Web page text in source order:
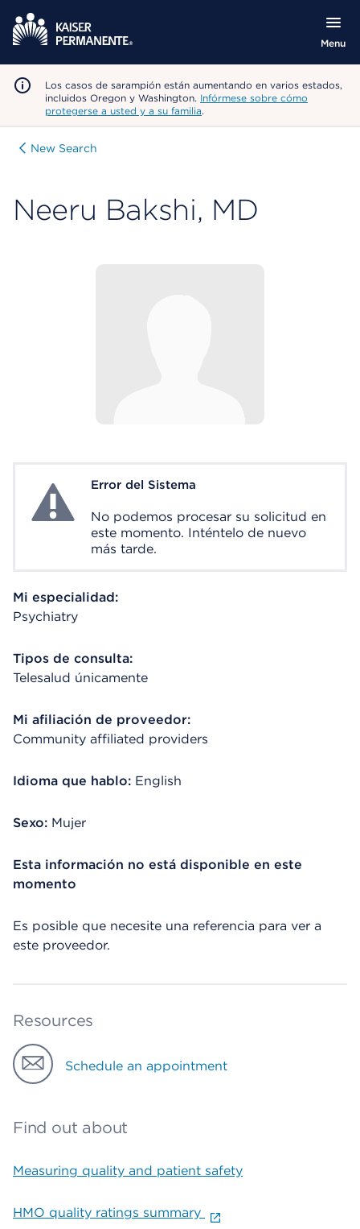
Menu
Los casos de sarampión están aumentando en varios estados,
incluidos Oregon y Washington. Infórmese sobre cómo
protegerse a usted y a su familia.
New Search
Neeru Bakshi, MD
System ErrorError del Sistema
No podemos procesar su solicitud en
este momento. Inténtelo de nuevo
más tarde.
Mi especialidad:
Psychiatry
Tipos de consulta:
Telesalud únicamente
Mi afiliación de proveedor:
Community affiliated providers
Idioma que hablo: English
Sexo: Mujer
Esta información no está disponible en este
momento
Es posible que necesite una referencia para ver a
este proveedor.
Resources
Schedule an appointment
Find out about
Measuring quality and patient safety
HMO quality ratings summary